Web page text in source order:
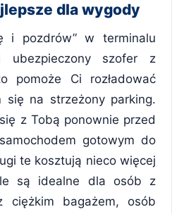
dla wygody
i pozdrów” w terminalu
szofer z
pomoże Ci rozładować
się na strzeżony parking.
z Tobą ponownie przed
gotowym do
te kosztują nieco więcej
są idealne dla osób z
ciężkim bagażem, osób